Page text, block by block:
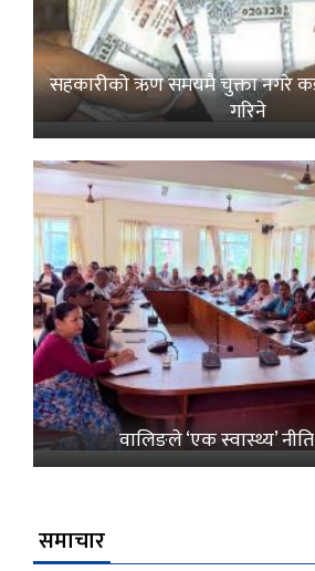
सहकारीको ऋण समयमै चुक्ता नगरे
गरिने
वालिङले ‘एक स्वास्थ्य’
समाचार